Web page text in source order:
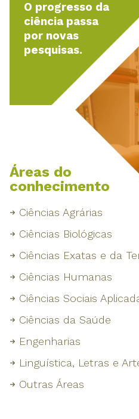
O progresso da
ciência passa
por novas
pesquisas.
Áreas do
conhecimento
Ciências Agrárias
Ciências Biológicas
Ciências Exatas e da
Ciências Humanas
Ciências Sociais
Ciências da Saúde
Engenharias
Linguística, Letras e
Outras Áreas